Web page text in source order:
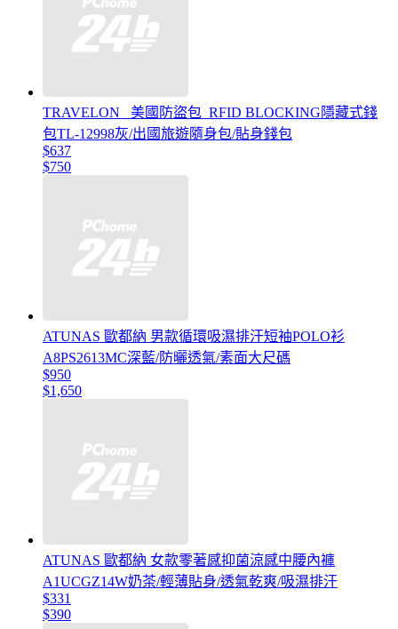
TRAVELON _美國防盜包_RFID BLOCKING隱藏式錢
包TL-12998灰/出國旅遊隨身包/貼身錢包
$637
$750
ATUNAS 歐都納 男款循環吸濕排汗短袖POLO衫
A8PS2613MC深藍/防曬透氣/素面大尺碼
$950
$1,650
ATUNAS 歐都納 女款零著感抑菌涼感中腰內褲
A1UCGZ14W奶茶/輕薄貼身/透氣乾爽/吸濕排汗
$331
$390